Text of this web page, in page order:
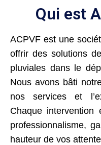
Qui est
ACPVF est une
offrir des solutions
pluviales dans le
Nous avons bâti
nos services et
Chaque
professionnalisme,
hauteur de vos